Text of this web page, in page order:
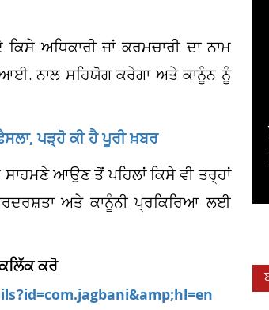
ਅਧਿਕਾਰੀ ਜਾਂ ਕਰਮਚਾਰੀ ਦਾ ਨਾਮ
ਆਈ. ਨਾਲ ਸਹਿਯੋਗ ਕਰੇਗਾ ਅਤੇ ਕਾਨੂੰਨ ਨੂੰ
ਪੜ੍ਹੋ ਕੀ ਹੈ ਪੂਰੀ ਖ਼ਬਰ
ਆਉਣ ਤੋਂ ਪਹਿਲਾਂ ਕਿਸੇ ਵੀ ਤਰ੍ਹਾਂ
ਅਤੇ ਕਾਨੂੰਨੀ ਪ੍ਰਕਿਰਿਆ ਲਈ
ਕਰੋ
ਮਸ਼ਹੂਰ ਅਦਾਕਾਰਾ ਦੀ ਅਚਾਨਕ ਵਿਗੜ
! ਲਿਜਾਣਾ ਪਿਆ ਹਸਪਤਾਲ, ਪਤੀ ਨੇ